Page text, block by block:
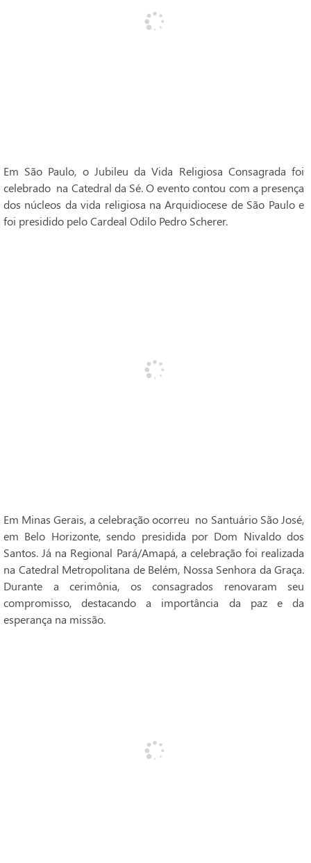
Em São Paulo, o Jubileu da Vida Religiosa Consagrada foi
celebrado na Catedral da Sé. O evento contou com a presença
dos núcleos da vida religiosa na Arquidiocese de São Paulo e
foi presidido pelo Cardeal Odilo Pedro Scherer.
Em Minas Gerais, a celebração ocorreu no Santuário São José,
em Belo Horizonte, sendo presidida por Dom Nivaldo dos
Santos. Já na Regional Pará/Amapá, a celebração foi realizada
na Catedral Metropolitana de Belém, Nossa Senhora da Graça.
Durante a cerimônia, os consagrados renovaram seu
compromisso, destacando a importância da paz e da
esperança na missão.